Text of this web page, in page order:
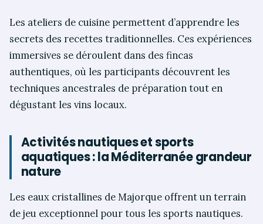
Les ateliers de cuisine permettent d’apprendre les
secrets des recettes traditionnelles. Ces expériences
immersives se déroulent dans des fincas
authentiques, où les participants découvrent les
techniques ancestrales de préparation tout en
dégustant les vins locaux.
Activités nautiques et sports
aquatiques : la Méditerranée grandeur
nature
Les eaux cristallines de Majorque offrent un terrain
de jeu exceptionnel pour tous les sports nautiques.